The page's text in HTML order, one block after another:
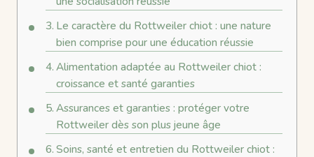
Le caractère du Rottweiler chiot : une nature
bien comprise pour une éducation réussie
Alimentation adaptée au Rottweiler chiot :
croissance et santé garanties
Assurances et garanties : protéger votre
Rottweiler dès son plus jeune âge
Soins, santé et entretien du Rottweiler chiot :